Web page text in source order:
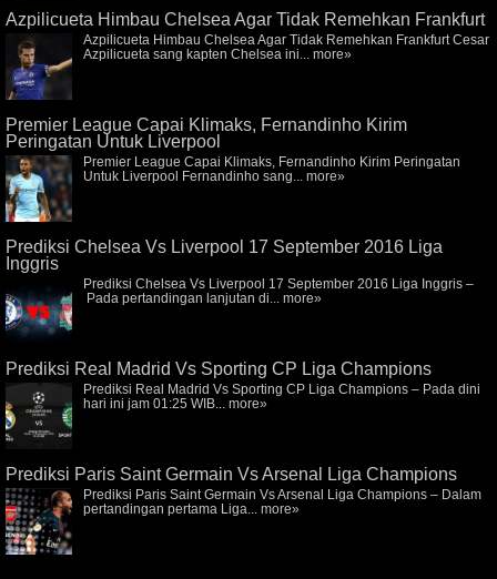
Azpilicueta Himbau Chelsea Agar Tidak Remehkan Frankfurt
Azpilicueta Himbau Chelsea Agar Tidak Remehkan Frankfurt Cesar
Azpilicueta sang kapten Chelsea ini... more»
Premier League Capai Klimaks, Fernandinho Kirim
Peringatan Untuk Liverpool
Premier League Capai Klimaks, Fernandinho Kirim Peringatan
Untuk Liverpool Fernandinho sang... more»
Prediksi Chelsea Vs Liverpool 17 September 2016 Liga
Inggris
Prediksi Chelsea Vs Liverpool 17 September 2016 Liga Inggris –
Pada pertandingan lanjutan di... more»
Prediksi Real Madrid Vs Sporting CP Liga Champions
Prediksi Real Madrid Vs Sporting CP Liga Champions – Pada dini
hari ini jam 01:25 WIB... more»
Prediksi Paris Saint Germain Vs Arsenal Liga Champions
Prediksi Paris Saint Germain Vs Arsenal Liga Champions – Dalam
pertandingan pertama Liga... more»